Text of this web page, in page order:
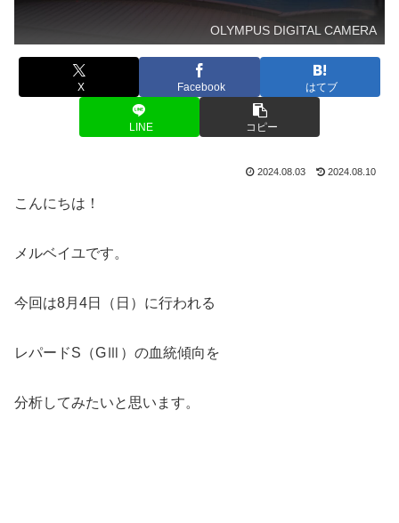
OLYMPUS DIGITAL CAMERA
X Facebook はてブ
LINE コピー
2024.08.03 2024.08.10
こんにちは！
メルベイユです。
今回は8月4日（日）に行われる
レパードS（GⅢ）の血統傾向を
分析してみたいと思います。